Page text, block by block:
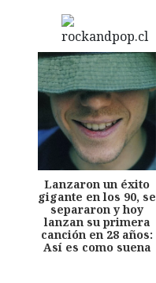
Lanzaron un éxito
gigante en los 90, se
separaron y hoy
lanzan su primera
canción en 28 años:
Así es como suena